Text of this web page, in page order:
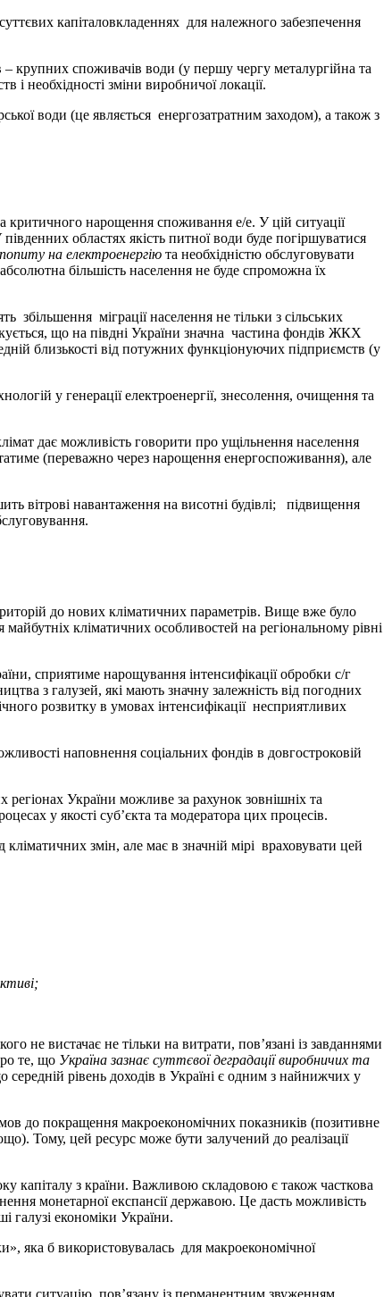
капіталовкладеннях для належного забезпечення
споживачів води (у першу чергу металургійна та
необхідності зміни виробничої локації.
води (це являється енергозатратним заходом), а також з
критичного нарощення споживання е/е. У цій ситуації
областях якість питної води буде погіршуватися
на електроенергію та необхідністю обслуговувати
абсолютна більшість населення не буде спроможна їх
міграції населення не тільки з сільських
що на півдні України значна частина фондів ЖКХ
близькості від потужних функціонуючих підприємств (у
у генерації електроенергії, знесолення, очищення та
дає можливість говорити про ущільнення населення
(переважно через нарощення енергоспоживання), але
вітрові навантаження на висотні будівлі; підвищення
до нових кліматичних параметрів. Вище вже було
кліматичних особливостей на регіональному рівні
сприятиме нарощування інтенсифікації обробки с/г
з галузей, які мають значну залежність від погодних
розвитку в умовах інтенсифікації несприятливих
наповнення соціальних фондів в довгостроковій
регіонах України можливе за рахунок зовнішніх та
у якості суб’єкта та модератора цих процесів.
змін, але має в значній мірі враховувати цей
не вистачає не тільки на витрати, пов’язані із завданнями
те, що Україна зазнає суттєвої деградації виробничих та
рівень доходів в Україні є одним з найнижчих у
до покращення макроекономічних показників (позитивне
Тому, цей ресурс може бути залучений до реалізації
капіталу з країни. Важливою складовою є також часткова
монетарної експансії державою. Це дасть можливість
галузі економіки України.
яка б використовувалась для макроекономічної
ситуацію, пов’язану із перманентним звуженням